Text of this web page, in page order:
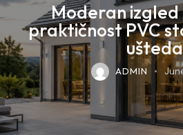
Moderan izgled
praktičnost PVC
ušteda
ADMIN